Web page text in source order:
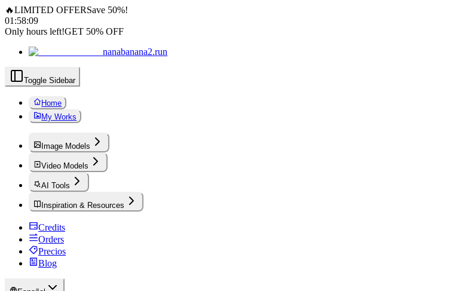
🔥LIMITED OFFERSave 50%!
01 :58:07
Only hours left!GET 50% OFF
nanabanana2.run
Toggle Sidebar
Home
My Works
Image Models
Video Models
AI Tools
Inspiration & Resources
Credits
Orders
Precios
Blog